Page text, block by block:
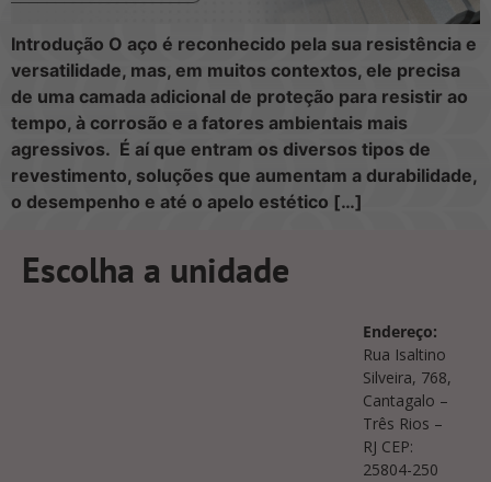
Introdução O aço é reconhecido pela sua resistência e
versatilidade, mas, em muitos contextos, ele precisa
de uma camada adicional de proteção para resistir ao
tempo, à corrosão e a fatores ambientais mais
agressivos. É aí que entram os diversos tipos de
revestimento, soluções que aumentam a durabilidade,
o desempenho e até o apelo estético […]
Escolha a unidade
Endereço:
Rua Isaltino
Silveira, 768,
Cantagalo –
Três Rios –
RJ CEP:
25804-250